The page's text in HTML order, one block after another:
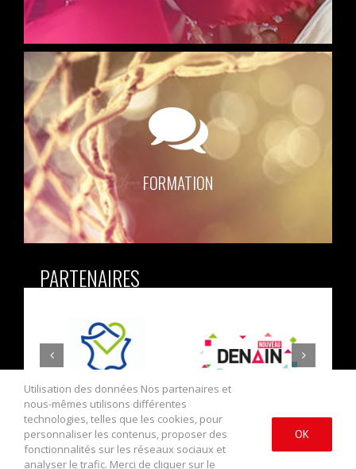
FORMATION
PARTENAIRES
Utilisation des données Nos partenaires et
nous-mêmes utilisons différentes
technologies, telles que les cookies, pour
personnaliser les contenus, proposer des
fonctionnalités sur les réseaux sociaux et
analyser le trafic. Merci de cliquer sur le
OK